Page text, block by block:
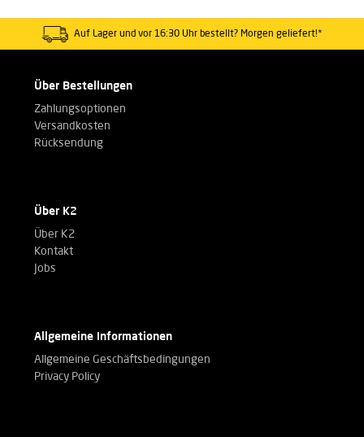
Auf Lager und vor 16:30 Uhr bestellt? Morgen geliefert!*
Über Bestellungen
Zahlungsoptionen
Versandkosten
Rücksendung
Über K2
Über K2
Kontakt
Jobs
Allgemeine Informationen
Allgemeine Geschäftsbedingungen
Privacy Policy